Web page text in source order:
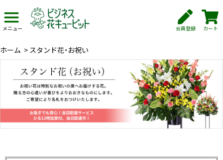
メニュー 会員登録 カート
ホーム > スタンド花・お祝い